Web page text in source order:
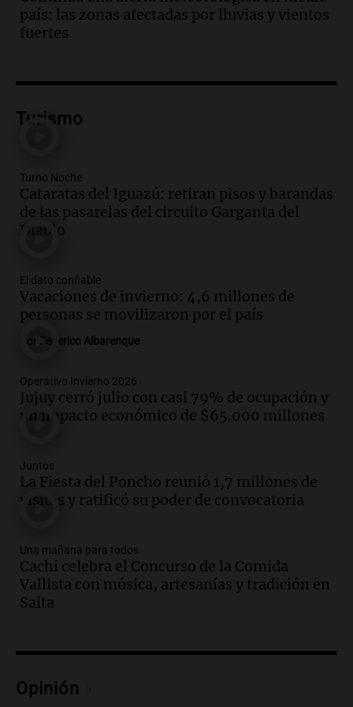
Panorama Federal
tributo todos los jueves
Episodios
sea, va a ser lindo”
La Cadena del Gol
Episodios
Audio.
mano es muy peligroso”
La Argentina, hoy
Episodios
Audio. Docentes italianos visitaron la
ciudad de Córdoba para interiorizarse
Amamos Argentina
Episodios
Audio. Meteorólogo alertó que El Niño
durante la primavera
Informados al regreso
Episodios
tras fuertes vientos
Panorama Federal
Episodios
economía mejorará el próximo año
Episodios
país: las zonas afectadas por lluvias y vientos
fuertes
Turismo
Turno Noche
Cataratas del Iguazú: retiran pisos y barandas
de las pasarelas del circuito Garganta del
Diablo
El dato confiable
Vacaciones de invierno: 4,6 millones de
personas se movilizaron por el país
Federico Albarenque
Operativo Invierno 2026
Jujuy cerró julio con casi 79% de ocupación y
un impacto económico de $65.000 millones
Juntos
La Fiesta del Poncho reunió 1,7 millones de
visitas y ratificó su poder de convocatoria
Una mañana para todos
Cachi celebra el Concurso de la Comida
Vallista con música, artesanías y tradición en
Salta
Opinión